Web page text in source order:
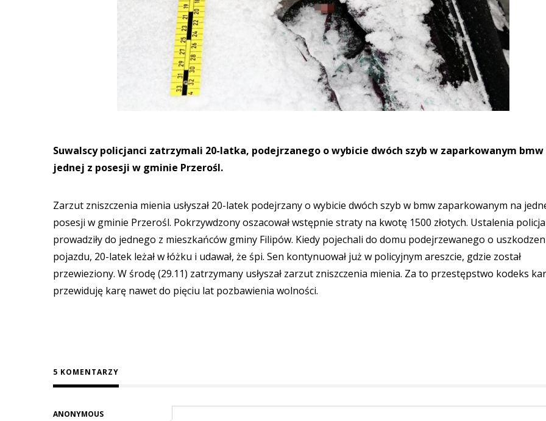
Suwalscy policjanci zatrzymali 20-latka, podejrzanego o wybicie dwóch szyb w zaparkowanym bmw
jednej z posesji w gminie Przerośl.
Zarzut zniszczenia mienia usłyszał 20-latek podejrzany o wybicie dwóch szyb w bmw zaparkowanym na
posesji w gminie Przerośl. Pokrzywdzony oszacował wstępnie straty na kwotę 1500 złotych. Ustalenia
prowadziły do jednego z mieszkańców gminy Filipów. Kiedy pojechali do domu podejrzewanego o
pojazdu, 20-latek leżał w łóżku i udawał, że śpi. Sen kontynuował już w policyjnym areszcie, gdzie został
przewieziony. W środę (29.11) zatrzymany usłyszał zarzut zniszczenia mienia. Za to przestępstwo kodeks
przewiduję karę nawet do pięciu lat pozbawienia wolności.
5 KOMENTARZY
ANONYMOUS